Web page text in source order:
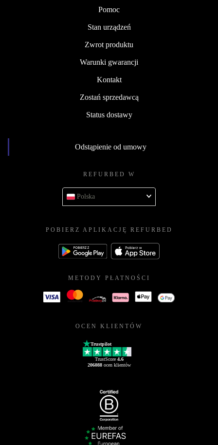
Pomoc
Stan urządzeń
Zwrot produktu
Warunki gwarancji
Kontakt
Zostań sprzedawcą
Status dostawy
Odstąpienie od umowy
REFURBED W
Polska
POBIERZ APLIKACJĘ REFURBED
METODY PŁATNOŚCI
OCEN KLIENTÓW
Trustpilot
TrustScore 4.6
206088ocen klientów